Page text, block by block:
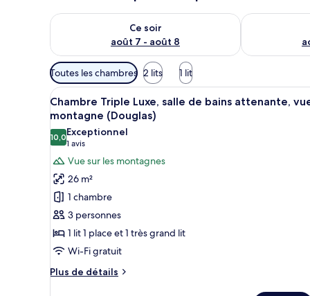
Ce soir
août 7 - août 8
Vérifier la disponibilité pour ce soir août 7 - août 8
Vérifier la
Filtres
disponibles
pour
les
chambres
Toutes les chambres 2 lits 1 lit
Afficher
toutes
les
photos
pour
ce
type
de
chambre :
Chambre
Triple
Luxe,
Une chambre à coucher
11
Chambre Triple Luxe, salle de bains attenante,
montagne (Douglas)
10,010,0 sur 10
Exceptionnel
1 avis
(1 avis)
Vue sur les montagnes
26 m²
1 chambre
3 personnes
1 lit 1 place et 1 très grand lit
Wi-Fi gratuit
Plus de détails
Plus